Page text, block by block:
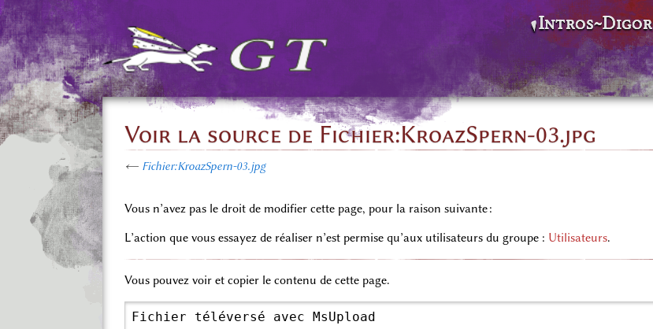
Intros~Digor
Voir la source de Fichier:KroazSpern-03.jpg
← Fichier:KroazSpern-03.jpg
Vous n’avez pas le droit de modifier cette page, pour la raison suivante :
L’action que vous essayez de réaliser n’est permise qu’aux utilisateurs du groupe : Utilisateurs.
Vous pouvez voir et copier le contenu de cette page.